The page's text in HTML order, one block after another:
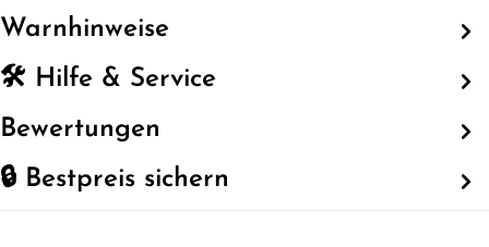
Warnhinweise
🛠️ Hilfe & Service
Bewertungen
🔒 Bestpreis sichern